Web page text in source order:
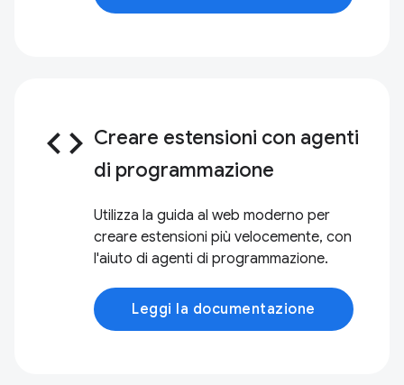
code Creare estensioni con agenti
di programmazione
Utilizza la guida al web moderno per
creare estensioni più velocemente, con
l'aiuto di agenti di programmazione.
Leggi la documentazione